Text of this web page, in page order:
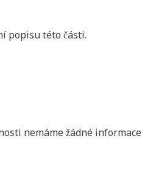
popisu této části.
nemáme žádné informace